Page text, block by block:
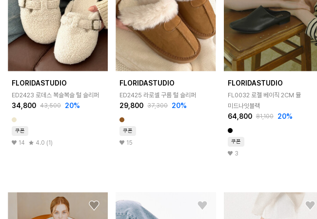
FLORIDASTUDIO
ED2423 로데스 복슬복슬 털 슬리퍼
34,800 43,500 20%
쿠폰
14 4.0 (1)
FLORIDASTUDIO
ED2425 라로셀 구름 털 슬리퍼
29,800 37,300 20%
쿠폰
15
FLORIDASTUDIO
FL0032 로젤 베이직 2CM 뮬
미드나잇블랙
64,800 81,100 20%
쿠폰
3